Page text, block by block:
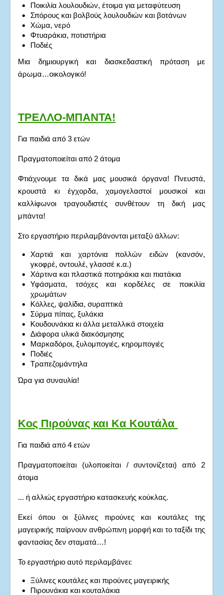
Ποικιλία λουλουδιών, έτοιμα για μεταφύτευση
Σπόρους και βολβούς λουλουδιών και βοτάνων
Χώμα, νερό
Φτυαράκια, ποτιστήρια
Ποδιές
Μια δημιουργική και διασκεδαστική πρόταση με
άρωμα…οικολογικό!
ΤΡΕΛΛΟ-ΜΠΑΝΤΑ!
Για παιδιά από 3 ετών
Πραγματοποιείται από 2 άτομα
Φτιάχνουμε τα δικά μας μουσικά όργανα! Πνευστά,
κρουστά κι έγχορδα, χαμογελαστοί μουσικοί και
καλλίφωνοι τραγουδιστές συνθέτουν τη δική μας
μπάντα!
Στο εργαστήριο περιλαμβάνονται μεταξύ άλλων:
Χαρτιά και χαρτόνια πολλών ειδών (κανσόν,
γκοφρέ, οντουλέ, γλασσέ κ.α.)
Χάρτινα και πλαστικά ποτηράκια και πιατάκια
Υφάσματα, τσόχες και κορδέλες σε ποικιλία
χρωμάτων
Κόλλες, ψαλίδια, συραπτικά
Σύρμα πίπας, ξυλάκια
Κουδουνάκια κι άλλα μεταλλικά στοιχεία
Διάφορα υλικά διακόσμησης
Μαρκαδόροι, ξυλομπογιές, κηρομπογιές
Ποδιές
Τραπεζομάντηλα
Ώρα για συναυλία!
Κος Πιρούνας και Κα Κουτάλα
Για παιδιά από 4 ετών
Πραγματοποιείται (υλοποιείται / συντονίζεται) από 2
άτομα
... ή αλλιώς εργαστήριο κατασκευής κούκλας.
Εκεί όπου οι ξύλινες πιρούνες και κουτάλες της
μαγειρικής παίρνουν ανθρώπινη μορφή και το ταξίδι της
φαντασίας δεν σταματά…!
Το εργαστήριο αυτό περιλαμβάνει:
Ξύλινες κουτάλες και πιρούνες μαγειρικής
Πιρουνάκια και κουταλάκια